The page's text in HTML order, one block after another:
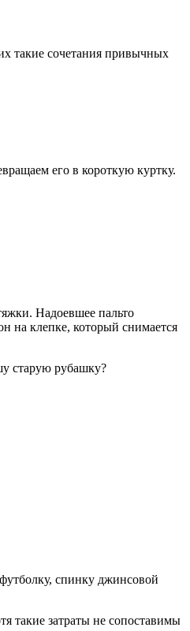
такие сочетания привычных
его в короткую куртку.
Надоевшее пальто
на клепке, который снимается
старую рубашку?
спинку джинсовой
такие затраты не сопоставимы